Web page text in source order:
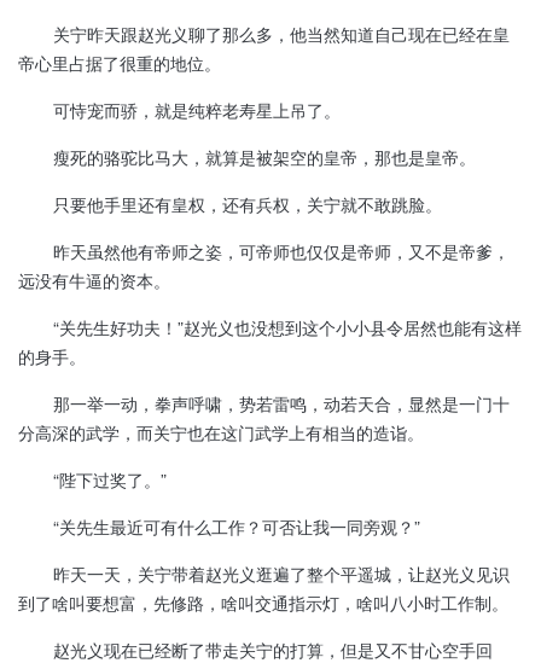
关宁昨天跟赵光义聊了那么多，他当然知道自己现在已经在皇
帝心里占据了很重的地位。
可恃宠而骄，就是纯粹老寿星上吊了。
瘦死的骆驼比马大，就算是被架空的皇帝，那也是皇帝。
只要他手里还有皇权，还有兵权，关宁就不敢跳脸。
昨天虽然他有帝师之姿，可帝师也仅仅是帝师，又不是帝爹，
远没有牛逼的资本。
“关先生好功夫！”赵光义也没想到这个小小县令居然也能有这样
的身手。
那一举一动，拳声呼啸，势若雷鸣，动若天合，显然是一门十
分高深的武学，而关宁也在这门武学上有相当的造诣。
“陛下过奖了。”
“关先生最近可有什么工作？可否让我一同旁观？”
昨天一天，关宁带着赵光义逛遍了整个平遥城，让赵光义见识
到了啥叫要想富，先修路，啥叫交通指示灯，啥叫八小时工作制。
赵光义现在已经断了带走关宁的打算，但是又不甘心空手回